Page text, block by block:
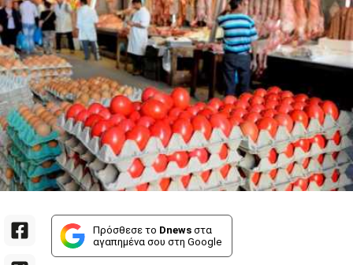
Πρόσθεσε το Dnews στα
αγαπημένα σου στη Google